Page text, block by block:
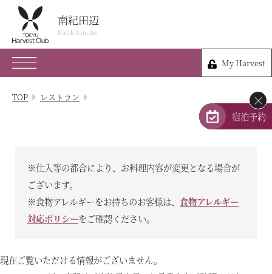
南紀田辺
Nankitanabe
My Harvest
南紀田辺
Nankitanabe
0739-25-6109
和歌山県田辺市新庄町2901-1
My Harvest
宿泊プラン
体験 & イベントガイド
客室 / 料金
TOP レストラン
※仕入等の都合により、お料理内容が変更となる場合が
ございます。
※食物アレルギーをお持ちのお客様は、 食物アレルギー
対応ポリシーをご確認ください。
現在ご覧いただける情報がございません。
×
宿泊予約